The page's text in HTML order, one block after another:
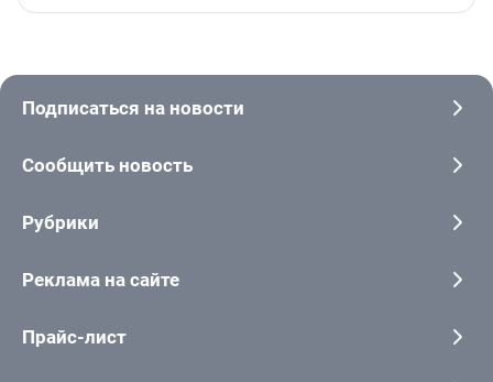
Подписаться на новости
Сообщить новость
Рубрики
Реклама на сайте
Прайс-лист